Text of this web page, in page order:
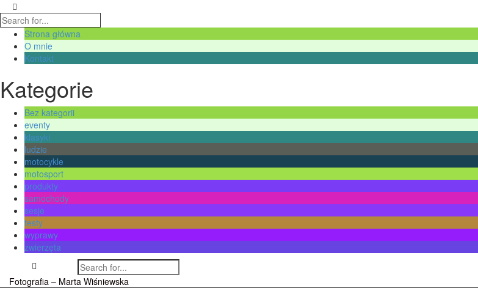
Strona główna
O mnie
Kontakt
Kategorie
Bez kategorii
eventy
klasyki
ludzie
motocykle
motosport
produkty
samochody
sesje
testy
wyprawy
zwierzęta
Fotografia – Marta Wiśniewska